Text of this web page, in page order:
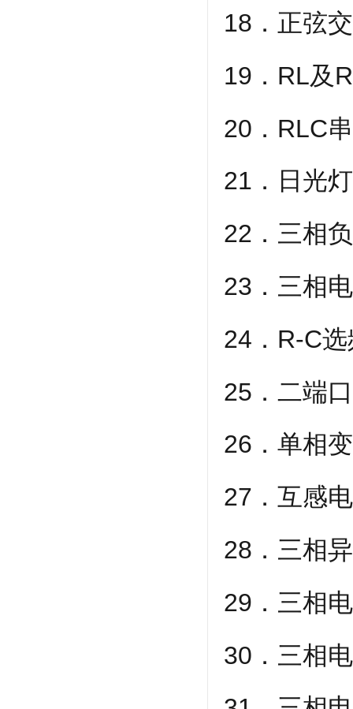
18．正弦
19．RL及
20．RLC
21．日光
22．三相
23．三相
24．R-C
25．二端
26．单相
27．互感
28．三相
29．三相
30．三相